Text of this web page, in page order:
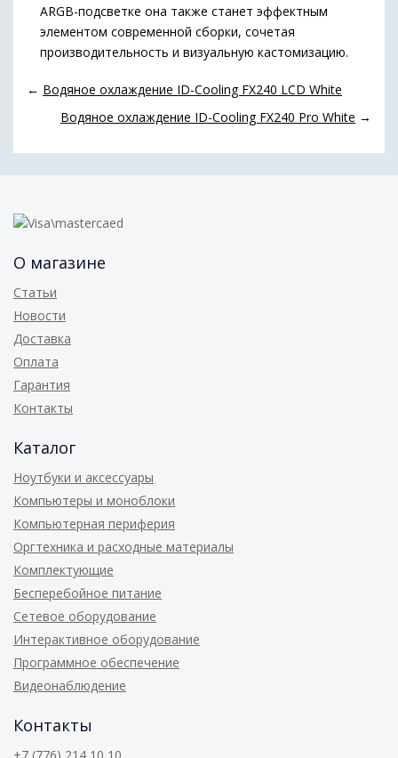
ARGB-подсветке она также станет эффектным
элементом современной сборки, сочетая
производительность и визуальную кастомизацию.
← Водяное охлаждение ID-Cooling FX240 LCD White
Водяное охлаждение ID-Cooling FX240 Pro White →
О магазине
Статьи
Новости
Доставка
Оплата
Гарантия
Контакты
Каталог
Ноутбуки и аксессуары
Компьютеры и моноблоки
Компьютерная периферия
Оргтехника и расходные материалы
Комплектующие
Бесперебойное питание
Сетевое оборудование
Интерактивное оборудование
Программное обеспечение
Видеонаблюдение
Контакты